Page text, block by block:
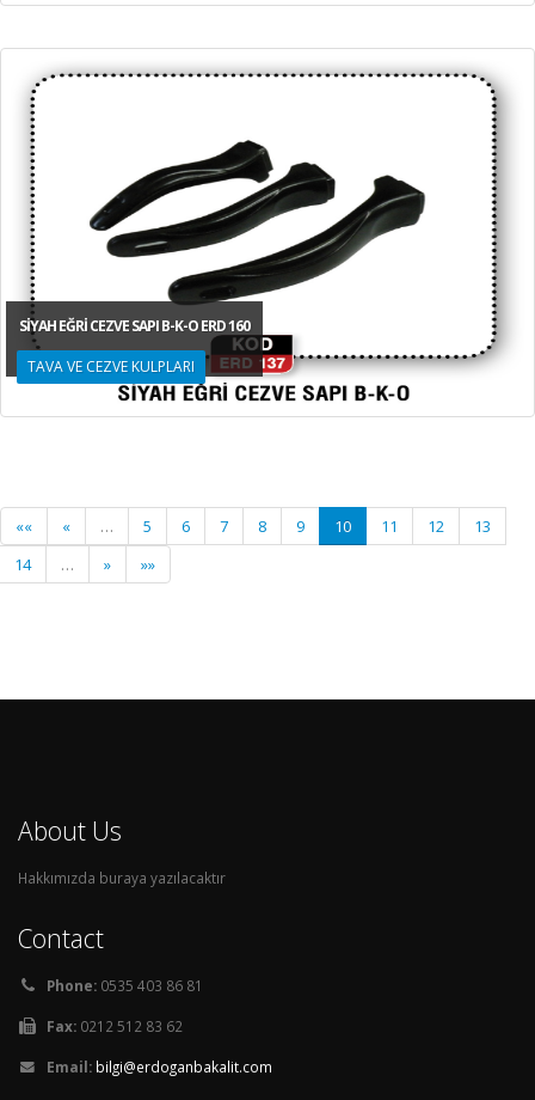
SİYAH EĞRİ CEZVE SAPI B-K-O ERD 160
TAVA VE CEZVE KULPLARI
«« « … 5 6 7 8 9 10 11 12
13
14
… » »»
About Us
Hakkımızda buraya yazılacaktır
Contact
Phone: 0535 403 86 81
Fax: 0212 512 83 62
Email: bilgi@erdoganbakalit.com